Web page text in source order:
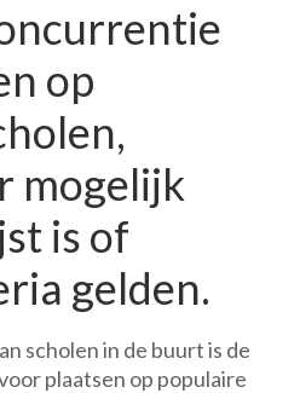
op
mogelijk
is of
gelden.
scholen in de buurt is de
plaatsen op populaire